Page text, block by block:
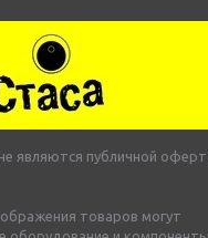
являются публичной
товаров могут